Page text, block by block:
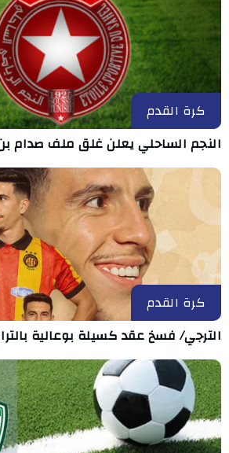
كرة القدم
النجم الساحلي يعلن غلق ملف صدام
كرة القدم
الترجي/ فسخ عقد كسيلة بوعالية